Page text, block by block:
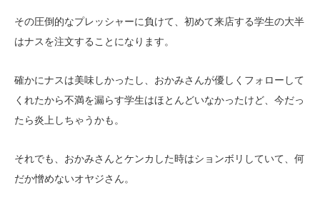
その圧倒的なプレッシャーに負けて、初めて来店する学生の大半
はナスを注文することになります。
確かにナスは美味しかったし、おかみさんが優しくフォローして
くれたから不満を漏らす学生はほとんどいなかったけど、今だっ
たら炎上しちゃうかも。
それでも、おかみさんとケンカした時はションボリしていて、何
だか憎めないオヤジさん。